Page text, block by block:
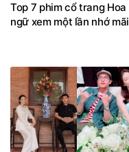
Top 7 phim cổ trang Hoa
ngữ xem một lần nhớ mãi